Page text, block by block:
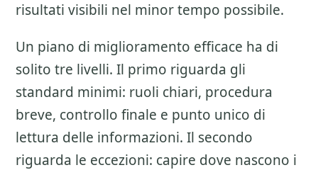
risultati visibili nel minor tempo possibile.
Un piano di miglioramento efficace ha di
solito tre livelli. Il primo riguarda gli
standard minimi: ruoli chiari, procedura
breve, controllo finale e punto unico di
lettura delle informazioni. Il secondo
riguarda le eccezioni: capire dove nascono i